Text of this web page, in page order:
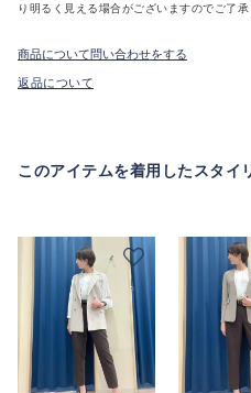
り明るく見える場合がございますのでご了承
商品について問い合わせをする
返品について
このアイテムを着用したスタイ